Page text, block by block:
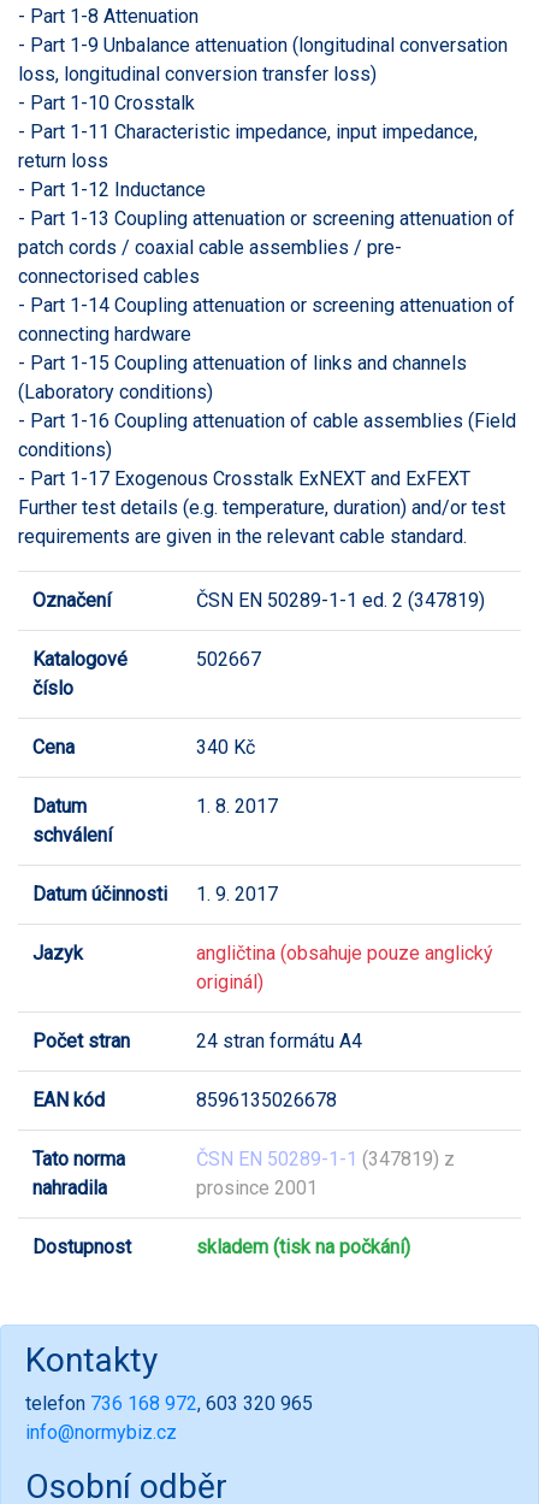
- Part 1-8 Attenuation
- Part 1-9 Unbalance attenuation (longitudinal conversation
loss, longitudinal conversion transfer loss)
- Part 1-10 Crosstalk
- Part 1-11 Characteristic impedance, input impedance,
return loss
- Part 1-12 Inductance
- Part 1-13 Coupling attenuation or screening attenuation of
patch cords / coaxial cable assemblies / pre-
connectorised cables
- Part 1-14 Coupling attenuation or screening attenuation of
connecting hardware
- Part 1-15 Coupling attenuation of links and channels
(Laboratory conditions)
- Part 1-16 Coupling attenuation of cable assemblies (Field
conditions)
- Part 1-17 Exogenous Crosstalk ExNEXT and ExFEXT
Further test details (e.g. temperature, duration) and/or test
requirements are given in the relevant cable standard.
Označení ČSN EN 50289-1-1 ed. 2 (347819)
Katalogové
číslo
502667
Cena 340 Kč
Datum
schválení
1. 8. 2017
Datum účinnosti 1. 9. 2017
Jazyk
angličtina (obsahuje pouze anglický
originál)
Počet stran 24 stran formátu A4
EAN kód 8596135026678
Tato norma
nahradila
ČSN EN 50289-1-1 (347819) z
prosince 2001
Dostupnost skladem (tisk na počkání)
Kontakty
telefon 736 168 972, 603 320 965
info@normybiz.cz
Osobní odběr